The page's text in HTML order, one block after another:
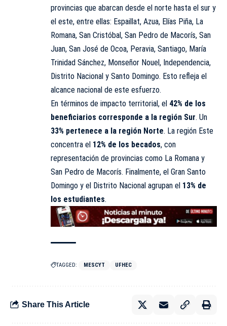
provincias que abarcan desde el norte hasta el sur y
el este, entre ellas: Espaillat, Azua, Elías Piña, La
Romana, San Cristóbal, San Pedro de Macorís, San
Juan, San José de Ocoa, Peravia, Santiago, María
Trinidad Sánchez, Monseñor Nouel, Independencia,
Distrito Nacional y Santo Domingo. Esto refleja el
alcance nacional de este esfuerzo.
En términos de impacto territorial, el 42% de los
beneficiarios corresponde a la región Sur. Un
33% pertenece a la región Norte. La región Este
concentra el 12% de los becados, con
representación de provincias como La Romana y
San Pedro de Macorís. Finalmente, el Gran Santo
Domingo y el Distrito Nacional agrupan el 13% de
los estudiantes.
TAGGED: MESCYT UFHEC
Share This Article